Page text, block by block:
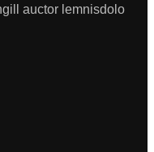
auctor lemnisdolo